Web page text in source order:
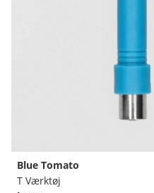
Blue Tomato
T Værktøj